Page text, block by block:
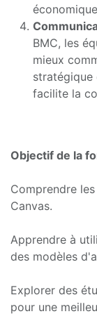
BMC, les
mieux
stratégique
facilite la
Objectif de la
Comprendre
Canvas.
Apprendre à
des modèles
Explorer des
pour une